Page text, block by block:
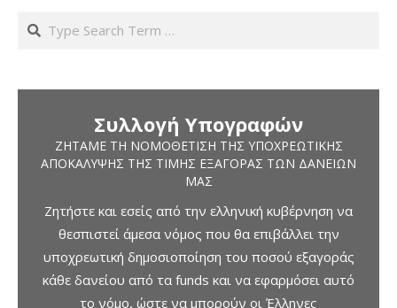
Search
Συλλογή Υπογραφών
ΖΗΤΆΜΕ ΤΗ ΝΟΜΟΘΈΤΙΣΗ ΤΗΣ ΥΠΟΧΡΕΩΤΙΚΉΣ
ΑΠΟΚΆΛΥΨΗΣ ΤΗΣ ΤΙΜΉΣ ΕΞΑΓΟΡΆΣ ΤΩΝ ΔΑΝΕΊΩΝ
ΜΑΣ
Ζητήστε και εσείς από την ελληνική κυβέρνηση να
θεσπιστεί άμεσα νόμος που θα επιβάλλει την
υποχρεωτική δημοσιοποίηση του ποσού εξαγοράς
κάθε δανείου από τα funds και να εφαρμόσει αυτό
το νόμο, ώστε να μπορούν οι Έλληνες